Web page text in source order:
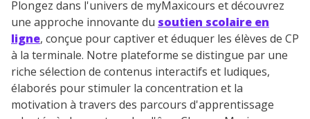
Plongez dans l'univers de myMaxicours et découvrez
une approche innovante du soutien scolaire en
ligne, conçue pour captiver et éduquer les élèves de CP
à la terminale. Notre plateforme se distingue par une
riche sélection de contenus interactifs et ludiques,
élaborés pour stimuler la concentration et la
motivation à travers des parcours d'apprentissage